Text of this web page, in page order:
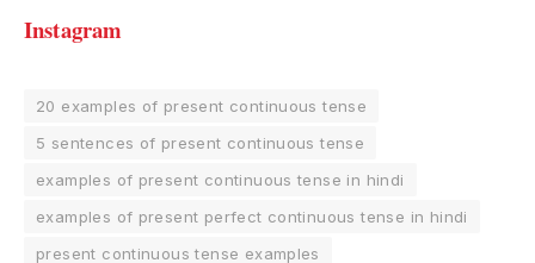
Instagram
20 examples of present continuous tense
5 sentences of present continuous tense
examples of present continuous tense in hindi
examples of present perfect continuous tense in hindi
present continuous tense examples